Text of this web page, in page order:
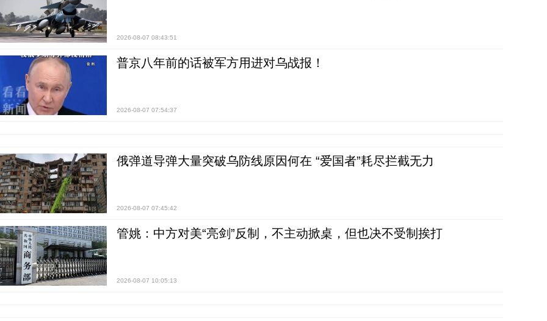
2026-08-07 08:43:51
普京八年前的话被军方用进对乌战报！
2026-08-07 07:54:37
俄弹道导弹大量突破乌防线原因何在 “爱国者”耗尽拦截无力
2026-08-07 07:45:42
管姚：中方对美“亮剑”反制，不主动掀桌，但也决不受制挨打
2026-08-07 10:05:13